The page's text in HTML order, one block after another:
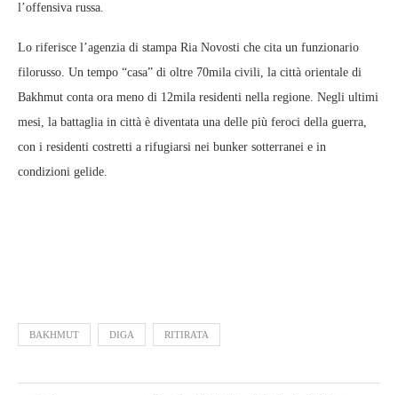
l’offensiva russa.
Lo riferisce l’agenzia di stampa Ria Novosti che cita un funzionario
filorusso. Un tempo “casa” di oltre 70mila civili, la città orientale di
Bakhmut conta ora meno di 12mila residenti nella regione. Negli ultimi
mesi, la battaglia in città è diventata una delle più feroci della guerra,
con i residenti costretti a rifugiarsi nei bunker sotterranei e in
condizioni gelide.
BAKHMUT DIGA RITIRATA